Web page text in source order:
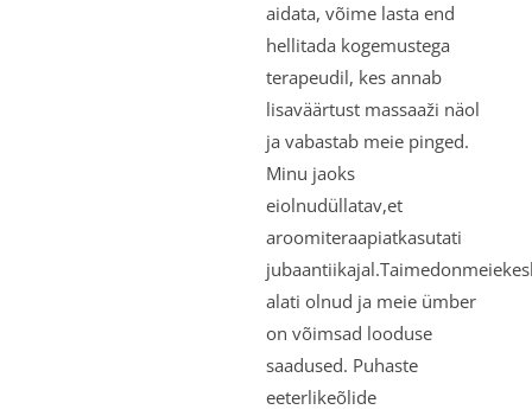
aidata, võime lasta end
hellitada kogemustega
terapeudil, kes annab
lisaväärtust massaaži näol
ja vabastab meie pinged.
Minu jaoks
eiolnudüllatav,et
aroomiteraapiatkasutati
alati olnud ja meie ümber
on võimsad looduse
saadused. Puhaste
eeterlikeõlide